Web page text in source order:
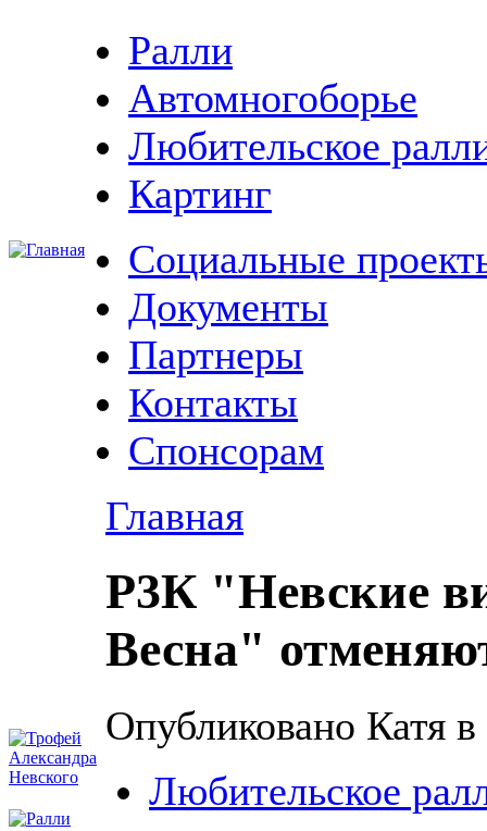
Ралли
Автомногоборье
Любительское
Картинг
Социальные
Документы
Партнеры
Контакты
Спонсорам
Главная
Р3К "Невские
Весна"
Опубликовано Катя
Любительское